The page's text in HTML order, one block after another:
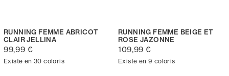
RUNNING FEMME ABRICOT
CLAIR JELLINA
99,99 €
Existe en 30 coloris
RUNNING FEMME BEIGE ET
ROSE JAZONNE
109,99 €
Existe en 9 coloris